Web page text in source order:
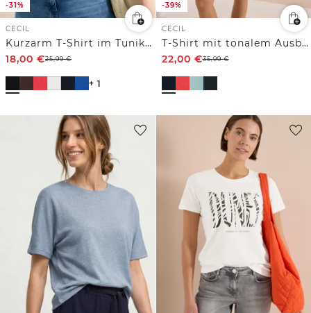
-31%
CECIL
Kurzarm T-Shirt im Tunika-Look
18,00 €25,99€
+ 1
-39%
CECIL
T-Shirt mit tonalem Ausbrennermuster
22,00 €35,99€